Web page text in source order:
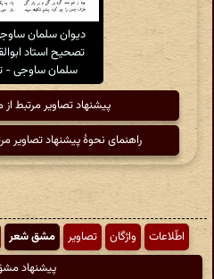
دیوان سلمان
تصحیح استاد
سلمان ساوجی -
پیشنهاد تصاویر مرتبط از
راهنمای نحوهٔ پیشنهاد تصاویر
اطّلاعات واژگان تصاویر مشق شعر
پیشنهاد